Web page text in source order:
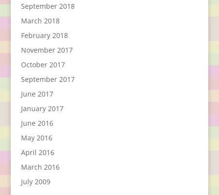
September 2018
March 2018
February 2018
November 2017
October 2017
September 2017
June 2017
January 2017
June 2016
May 2016
April 2016
March 2016
July 2009